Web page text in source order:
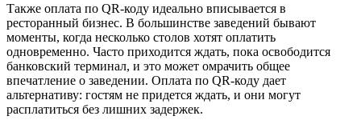
Также оплата по QR-коду идеально вписывается в
ресторанный бизнес. В большинстве заведений бывают
моменты, когда несколько столов хотят оплатить
одновременно. Часто приходится ждать, пока освободится
банковский терминал, и это может омрачить общее
впечатление о заведении. Оплата по QR-коду дает
альтернативу: гостям не придется ждать, и они могут
расплатиться без лишних задержек.